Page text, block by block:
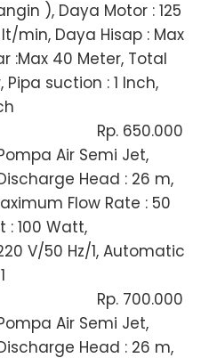
), Daya Motor : 125
min, Daya Hisap : Max
:Max 40 Meter, Total
Pipa suction : 1 Inch,
Rp. 650.000
Air Semi Jet,
Head : 26 m,
Flow Rate : 50
100 Watt,
V/50 Hz/1, Automatic
Rp. 700.000
Air Semi Jet,
Head : 26 m,